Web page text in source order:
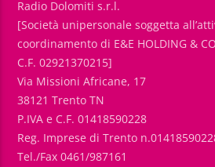
Radio Dolomiti s.r.l.
[Società unipersonale soggetta
coordinamento di E&E HOLDING &
C.F. 02921370215]
Via Missioni Africane, 17
38121 Trento TN
P.IVA e C.F. 01418590228
Reg. Imprese di Trento
Tel./Fax 0461/987161